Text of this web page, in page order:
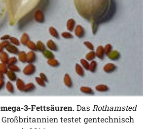
3-Fettsäuren. Das Rothamsted
testet gentechnisch